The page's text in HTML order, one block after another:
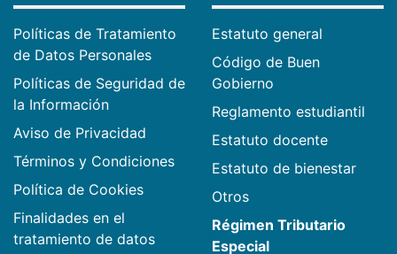
Políticas de Tratamiento
de Datos Personales
Políticas de Seguridad de
la Información
Aviso de Privacidad
Términos y Condiciones
Política de Cookies
Finalidades en el
tratamiento de datos
Estatuto general
Código de Buen
Gobierno
Reglamento estudiantil
Estatuto docente
Estatuto de bienestar
Otros
Régimen Tributario
Especial